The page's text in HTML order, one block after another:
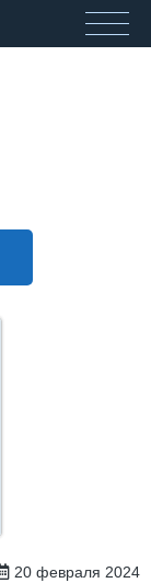
20 февраля 2024